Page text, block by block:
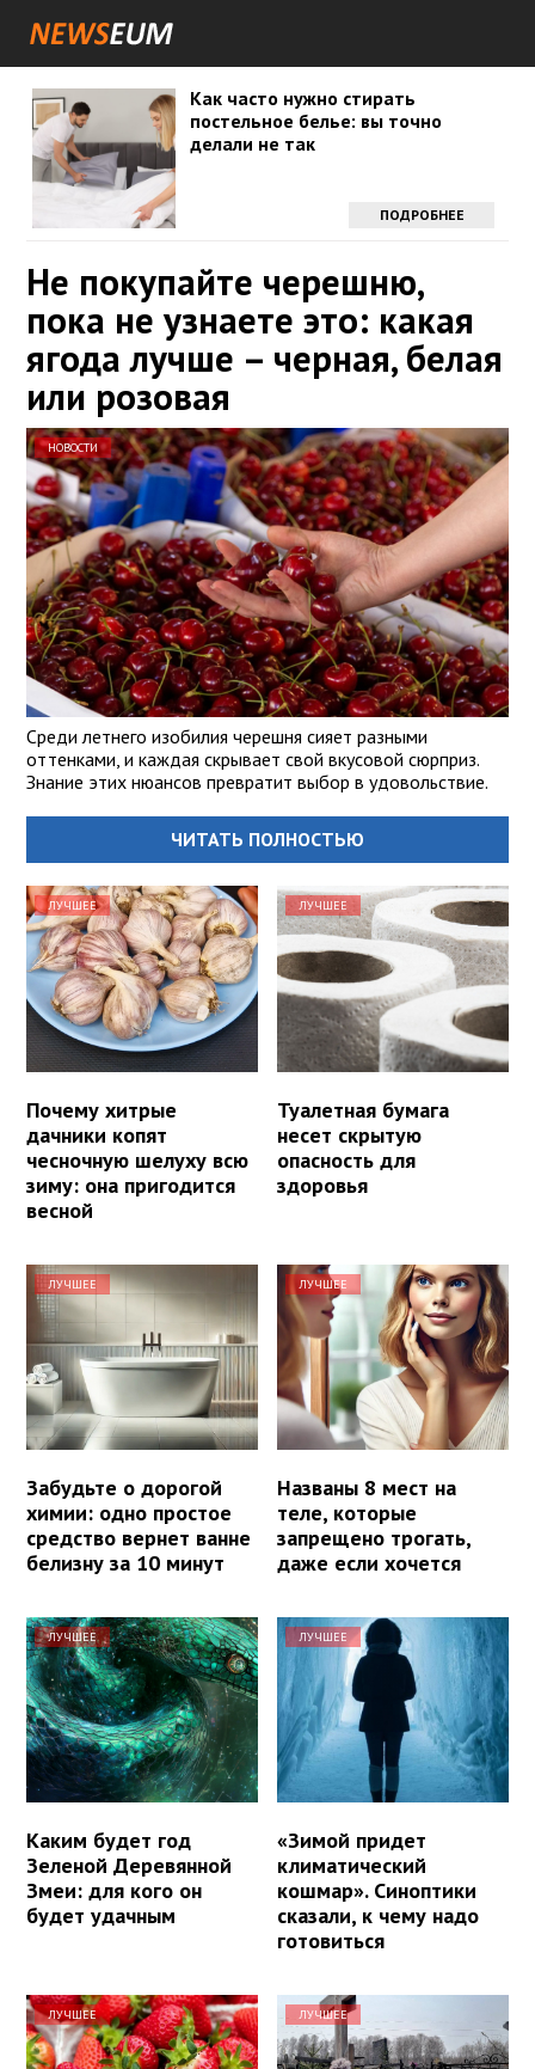
Как часто нужно стирать
постельное белье: вы точно
делали не так
ПОДРОБНЕЕ
Не покупайте черешню,
пока не узнаете это: какая
ягода лучше – черная, белая
или розовая
НОВОСТИ
Среди летнего изобилия черешня сияет разными
оттенками, и каждая скрывает свой вкусовой сюрприз.
Знание этих нюансов превратит выбор в удовольствие.
ЧИТАТЬ ПОЛНОСТЬЮ
ЛУЧШЕЕ
Почему хитрые
дачники копят
чесночную шелуху всю
зиму: она пригодится
весной
ЛУЧШЕЕ
Туалетная бумага
несет скрытую
опасность для
здоровья
ЛУЧШЕЕ
Забудьте о дорогой
химии: одно простое
средство вернет ванне
белизну за 10 минут
ЛУЧШЕЕ
Названы 8 мест на
теле, которые
запрещено трогать,
даже если хочется
ЛУЧШЕЕ
Каким будет год
Зеленой Деревянной
Змеи: для кого он
будет удачным
ЛУЧШЕЕ
«Зимой придет
климатический
кошмар». Синоптики
сказали, к чему надо
готовиться
ЛУЧШЕЕ ЛУЧШЕЕ